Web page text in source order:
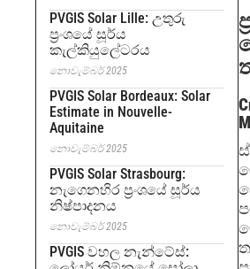
PVGIS Solar Lille: උතුරු
ප්‍රංශයේ සූර්ය
කැල්කියුලේටරය
නොවැම්බර් 2025
PVGIS Solar Bordeaux: Solar
Estimate in Nouvelle-
Aquitaine
නොවැම්බර් 2025
PVGIS Solar Strasbourg:
නැගෙනහිර ප්‍රංශයේ සූර්ය
නිෂ්පාදනය
නොවැම්බර් 2025
PVGIS වහල නැන්ටේස්: